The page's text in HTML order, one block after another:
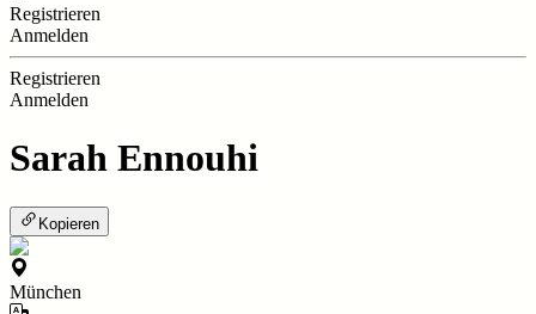
Registrieren
Anmelden
Registrieren
Anmelden
Sarah Ennouhi
Kopieren
München